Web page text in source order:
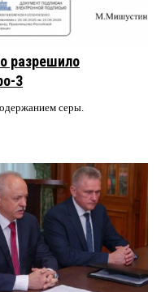
разрешило
3
серы.